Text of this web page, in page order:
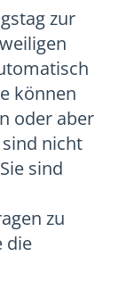
zur
können
oder aber
nicht
sind
zu
die